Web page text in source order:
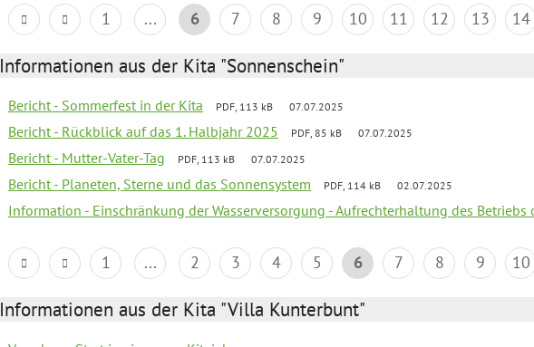
1 ... 6 7 8 9 10 11 12 13 14
Informationen aus der Kita "Sonnenschein"
Bericht - Sommerfest in der Kita PDF, 113 kB 07.07.2025
Bericht - Rückblick auf das 1. Halbjahr 2025 PDF, 85 kB 07.07.2025
Bericht - Mutter-Vater-Tag PDF, 113 kB 07.07.2025
Bericht - Planeten, Sterne und das Sonnensystem PDF, 114 kB 02.07.2025
Information - Einschränkung der Wasserversorgung - Aufrechterhaltung des Betriebs
1 ... 2 3 4 5 6 7 8 9 10
Informationen aus der Kita "Villa Kunterbunt"